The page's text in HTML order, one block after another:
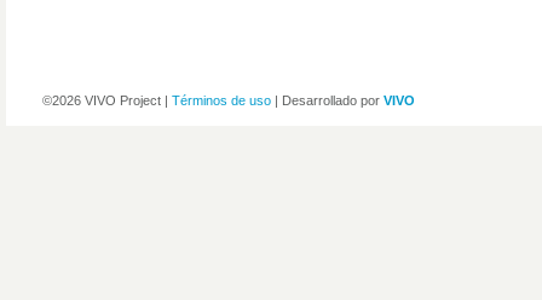
©2026 VIVO Project | Términos de uso | Desarrollado por VIVO